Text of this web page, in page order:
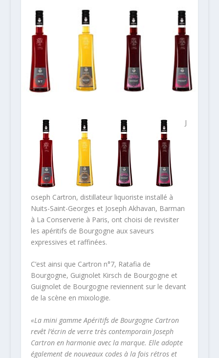
J
oseph Cartron, distillateur liquoriste installé à
Nuits-Saint-Georges et Joseph Akhavan, Barman
à La Conserverie à Paris, ont choisi de revisiter
les apéritifs de Bourgogne aux saveurs
expressives et raffinées.
C’est ainsi que Cartron n°7, Ratafia de
Bourgogne, Guignolet Kirsch de Bourgogne et
Guignolet de Bourgogne reviennent sur le devant
de la scène en mixologie.
«La mini gamme Apéritifs de Bourgogne Cartron
revêt l’écrin de verre très contemporain Joseph
Cartron en harmonie avec la marque. Elle adopte
également de nouveaux codes à la fois rétros et